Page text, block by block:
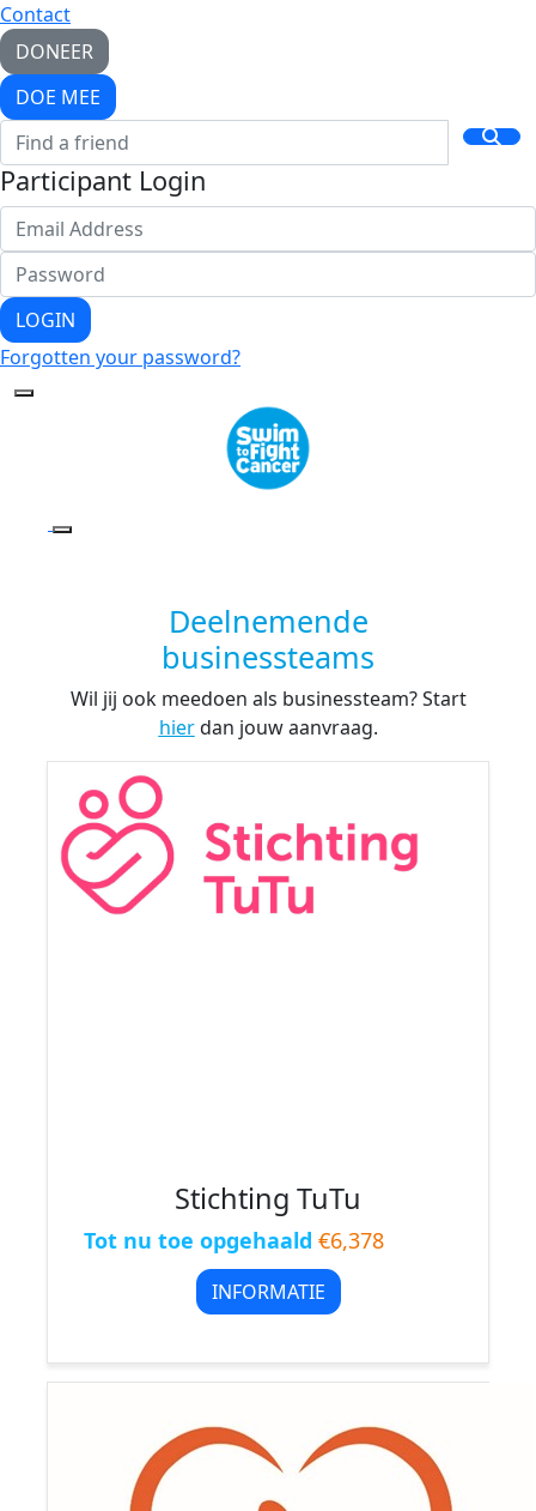
Contact
DONEER
DOE MEE
Participant Login
LOGIN
Forgotten your password?
Deelnemende
businessteams
Wil jij ook meedoen als businessteam? Start
hierdan jouw aanvraag.
Stichting TuTu
Tot nu toe opgehaald €6,378
INFORMATIE